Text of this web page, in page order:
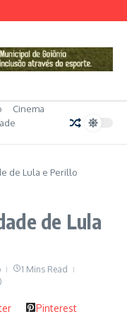
Cinema
de Lula e Perillo
de Lula
1 Mins Read
Pinterest